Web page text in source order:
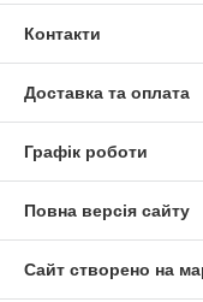
Контакти
Доставка та оплата
Графік роботи
Повна версія сайту
Сайт створено на